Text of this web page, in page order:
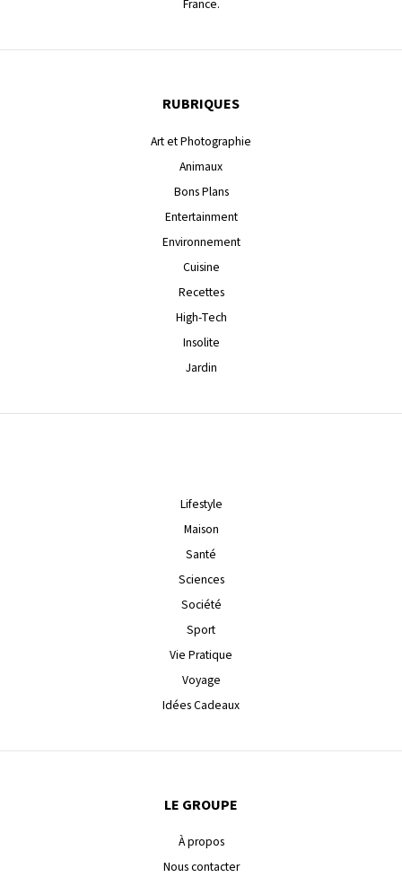
France.
RUBRIQUES
Art et Photographie
Animaux
Bons Plans
Entertainment
Environnement
Cuisine
Recettes
High-Tech
Insolite
Jardin
Lifestyle
Maison
Santé
Sciences
Société
Sport
Vie Pratique
Voyage
Idées Cadeaux
LE GROUPE
À propos
Nous contacter